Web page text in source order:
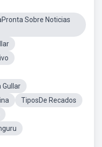
Sobre Noticias
Gullar
TiposDe Recados